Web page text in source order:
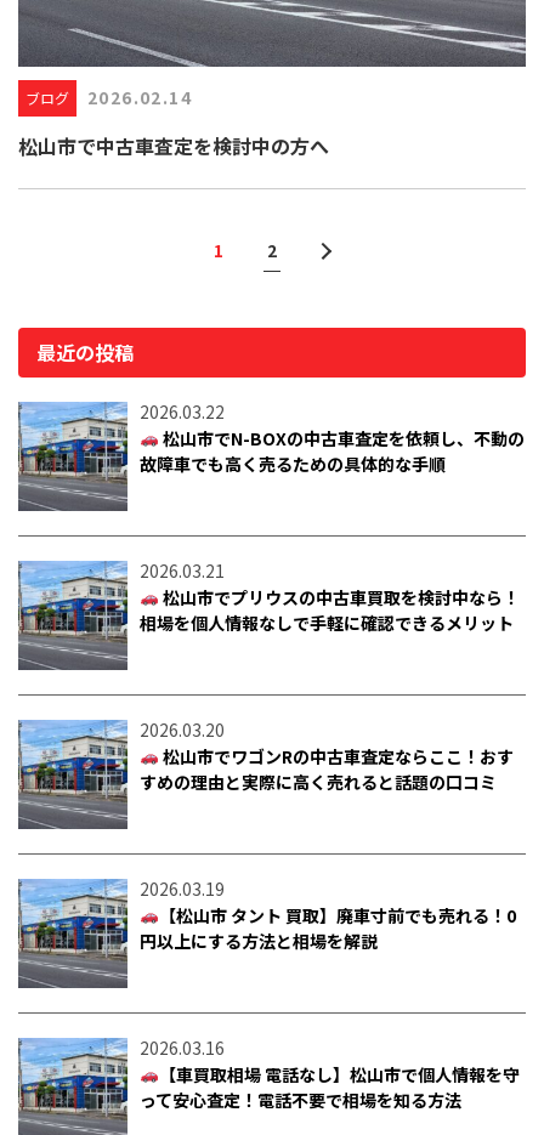
ブログ 2026.02.14
松山市で中古車査定を検討中の方へ
1 2
最近の投稿
2026.03.22
松山市でN-BOXの中古車査定を依頼し、不動の
故障車でも高く売るための具体的な手順
2026.03.21
松山市でプリウスの中古車買取を検討中なら！
相場を個人情報なしで手軽に確認できるメリット
2026.03.20
松山市でワゴンRの中古車査定ならここ！おす
すめの理由と実際に高く売れると話題の口コミ
2026.03.19
【松山市 タント 買取】廃車寸前でも売れる！0
円以上にする方法と相場を解説
2026.03.16
【車買取相場 電話なし】松山市で個人情報を守
って安心査定！電話不要で相場を知る方法